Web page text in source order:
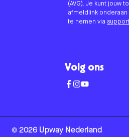
(AVG). Je kunt jouw
afmeldlink
te nemen via
Volg ons
© 2026 Upway Nederland